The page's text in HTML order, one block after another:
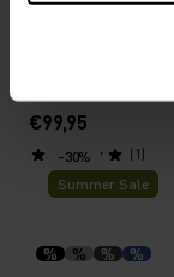
€99,95
(1)
-30%
Summer Sale
% % % %